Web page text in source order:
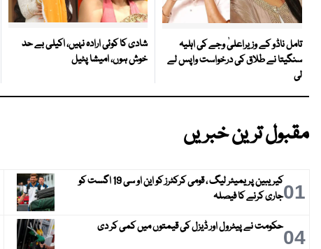
تامل ناڈو کے وزیراعلیٰ وجے کی اہلیہ
سنگیتا نے طلاق کی درخواست واپس لے
لی
شادی کا کوئی ارادہ نہیں، اکیلی بے حد
خوش ہوں، امیشا پٹیل
مقبول ترین خبریں
01
کیریبین پریمیئر لیگ ، قومی کرکٹرز کو این او سی 19 اگست کو
جاری کرنے کا فیصلہ
04حکومت نے پیٹرول اور ڈیزل کی قیمتوں میں کمی کر دی